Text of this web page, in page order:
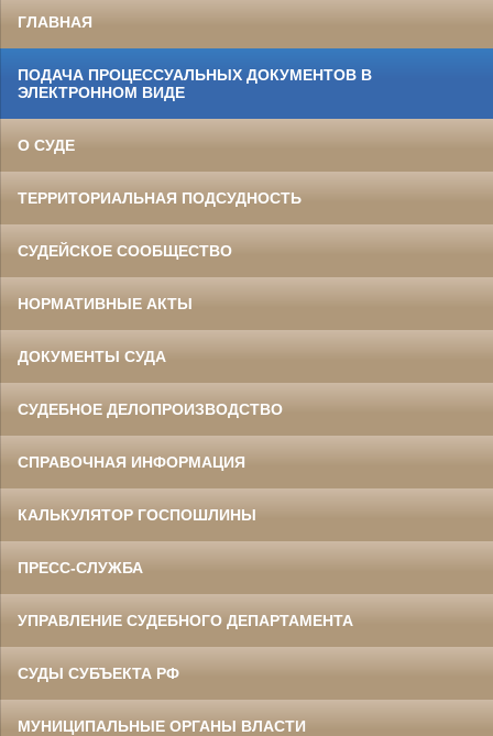
ГЛАВНАЯ
ПОДАЧА ПРОЦЕССУАЛЬНЫХ ДОКУМЕНТОВ В
ЭЛЕКТРОННОМ ВИДЕ
О СУДЕ
ТЕРРИТОРИАЛЬНАЯ ПОДСУДНОСТЬ
СУДЕЙСКОЕ СООБЩЕСТВО
НОРМАТИВНЫЕ АКТЫ
ДОКУМЕНТЫ СУДА
СУДЕБНОЕ ДЕЛОПРОИЗВОДСТВО
СПРАВОЧНАЯ ИНФОРМАЦИЯ
КАЛЬКУЛЯТОР ГОСПОШЛИНЫ
ПРЕСС-СЛУЖБА
УПРАВЛЕНИЕ СУДЕБНОГО ДЕПАРТАМЕНТА
СУДЫ СУБЪЕКТА РФ
МУНИЦИПАЛЬНЫЕ ОРГАНЫ ВЛАСТИ